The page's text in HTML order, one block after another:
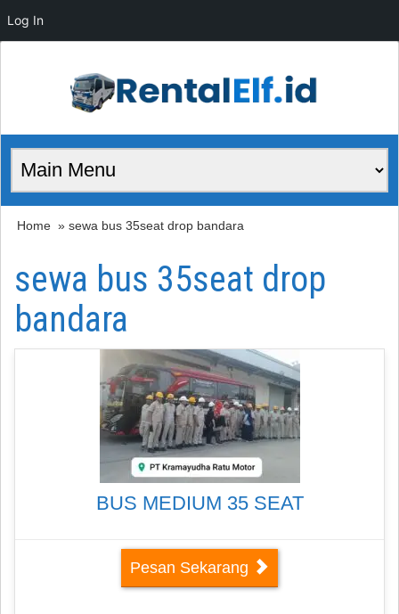
Home » sewa bus 35seat drop bandara
sewa bus 35seat drop
bandara
BUS MEDIUM 35 SEAT
Pesan Sekarang
Log In